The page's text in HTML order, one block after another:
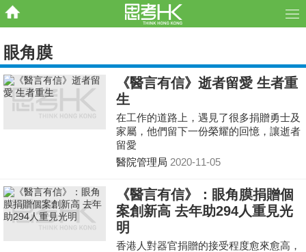
眼角膜
《醫言有信》逝者留愛 生者重
生
在工作的道路上，遇見了很多捐贈勇士及
家屬，他們留下一份榮耀的回憶，讓逝者
留愛
醫院管理局 2020-11-05
《醫言有信》：眼角膜捐贈個
案創新高 去年助294人重見光
明
香港人對器官捐贈的接受程度愈來愈高，